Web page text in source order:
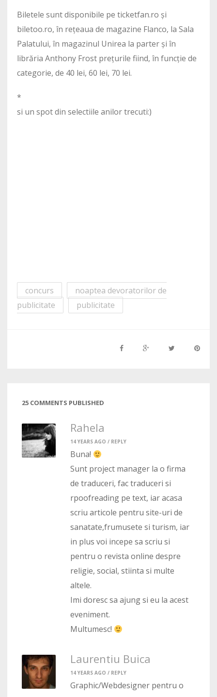
Biletele sunt disponibile pe ticketfan.ro și
biletoo.ro, în rețeaua de magazine Flanco, la Sala
Palatului, în magazinul Unirea la parter și în
librăria Anthony Frost prețurile fiind, în funcție de
categorie, de 40 lei, 60 lei, 70 lei.
*
si un spot din selectiile anilor trecuti:)
concurs
noaptea devoratorilor de
publicitate
publicitate
25 COMMENTS PUBLISHED
Rahela
14 YEARS AGO / REPLY
Buna!
Sunt project manager la o firma
de traduceri, fac traduceri si
rpoofreading pe text, iar acasa
scriu articole pentru site-uri de
sanatate,frumusete si turism, iar
in plus voi incepe sa scriu si
pentru o revista online despre
religie, social, stiinta si multe
altele.
Imi doresc sa ajung si eu la acest
eveniment.
Multumesc!
Laurentiu Buica
14 YEARS AGO / REPLY
Graphic/Webdesigner pentru o